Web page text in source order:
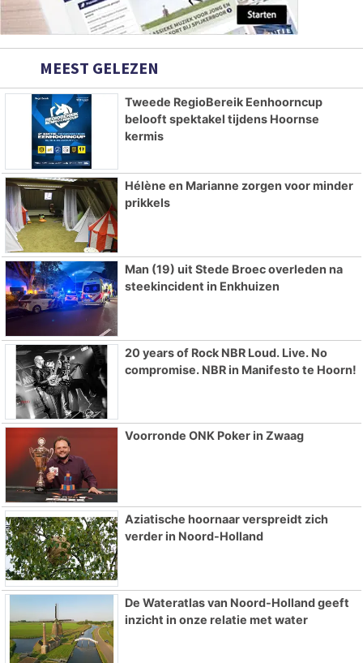
MEEST GELEZEN
Tweede RegioBereik Eenhoorncup
belooft spektakel tijdens Hoornse
kermis
Hélène en Marianne zorgen voor minder
prikkels
Man (19) uit Stede Broec overleden na
steekincident in Enkhuizen
20 years of Rock NBR Loud. Live. No
compromise. NBR in Manifesto te Hoorn!
Voorronde ONK Poker in Zwaag
Aziatische hoornaar verspreidt zich
verder in Noord-Holland
De Wateratlas van Noord-Holland geeft
inzicht in onze relatie met water